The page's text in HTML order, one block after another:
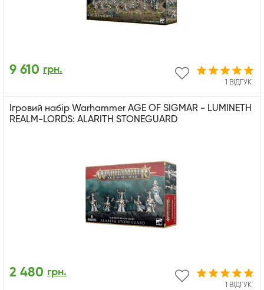
1 ВІДГУК
9 610 грн.
Ігровий набір Warhammer AGE OF SIGMAR - LUMINETH
REALM-LORDS: ALARITH STONEGUARD
1 ВІДГУК
2 480 грн.